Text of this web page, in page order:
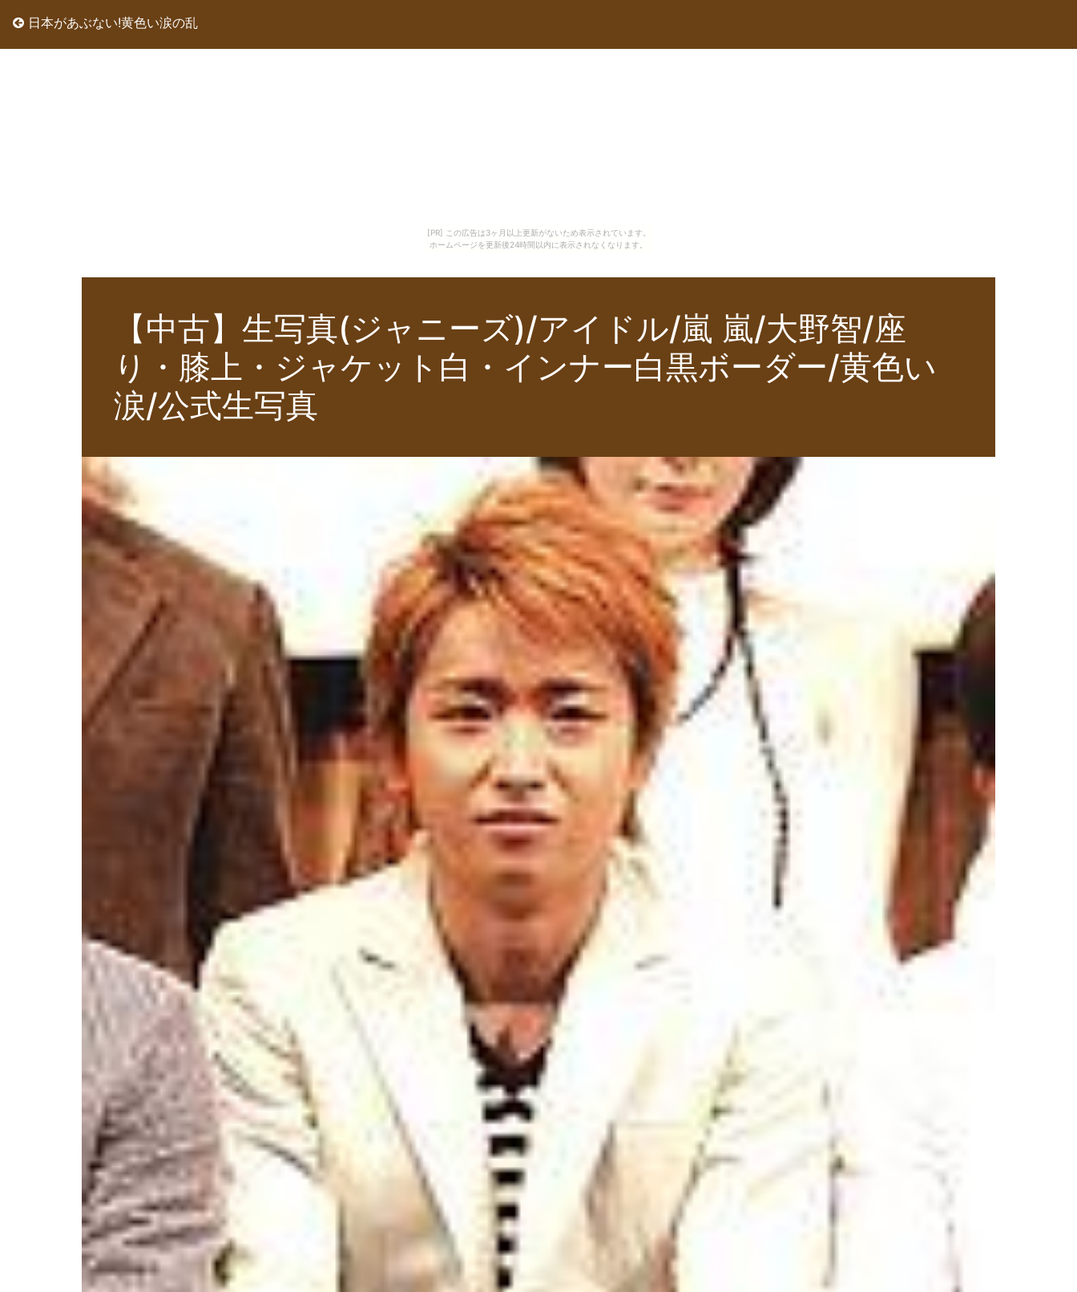
[PR] この広告は3ヶ月以上更新がないため表示されています。
ホームページを更新後24時間以内に表示されなくなります。
日本があぶない!黄色い涙の乱
【中古】生写真(ジャニーズ)/アイドル/嵐 嵐/大野智/座
り・膝上・ジャケット白・インナー白黒ボーダー/黄色い
涙/公式生写真